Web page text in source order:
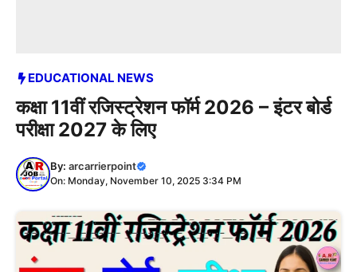
EDUCATIONAL NEWS
कक्षा 11वीं रजिस्ट्रेशन फॉर्म 2026 – इंटर बोर्ड
परीक्षा 2027 के लिए
By: arcarrierpoint
On: Monday, November 10, 2025 3:34 PM